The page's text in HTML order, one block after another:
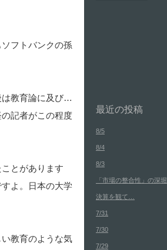
フトバンクの孫
は教育論に及び…
記者がこの程度
とがあります
よ。日本の大学
教育のような気
最近の投稿
8/5
8/4
8/3
「市場の整合性」の深堀
決算を観て…
7/31
7/30
7/29